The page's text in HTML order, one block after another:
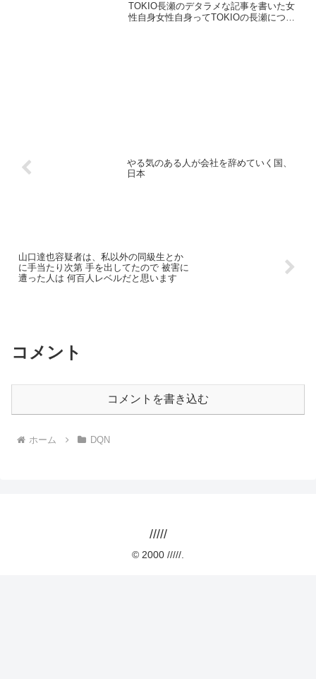
TOKIO長瀬のデタラメな記事を書いた女
性自身女性自身ってTOKIOの長瀬につい
やる気のある人が会社を辞めていく国、
日本
山口達也容疑者は、私以外の同級生とか
に手当たり次第 手を出してたので 被害に
遭った人は 何百人レベルだと思います
コメント
コメントを書き込む
ホーム DQN
/////
© 2000 /////.